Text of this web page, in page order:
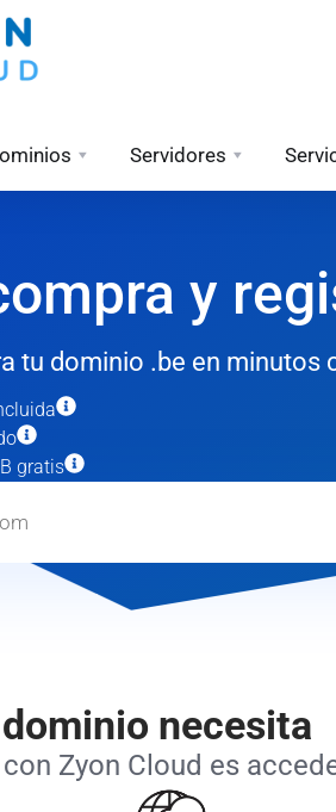
Servidores
y
tu dominio .be en
gratis
necesita
Zyon Cloud es